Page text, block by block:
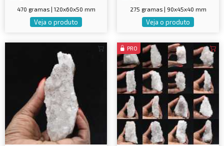
470 gramas | 120x60x50 mm
Veja o produto
275 gramas | 90x45x40 mm
Veja o produto
PRO